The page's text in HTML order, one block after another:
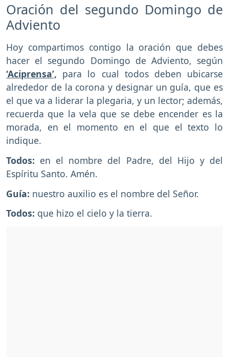
Oración del segundo Domingo de
Adviento
Hoy compartimos contigo la oración que debes
hacer el segundo Domingo de Adviento, según
‘Aciprensa’, para lo cual todos deben ubicarse
alrededor de la corona y designar un guía, que es
el que va a liderar la plegaria, y un lector; además,
recuerda que la vela que se debe encender es la
morada, en el momento en el que el texto lo
indique.
Todos: en el nombre del Padre, del Hijo y del
Espíritu Santo. Amén.
Guía: nuestro auxilio es el nombre del Señor.
Todos: que hizo el cielo y la tierra.